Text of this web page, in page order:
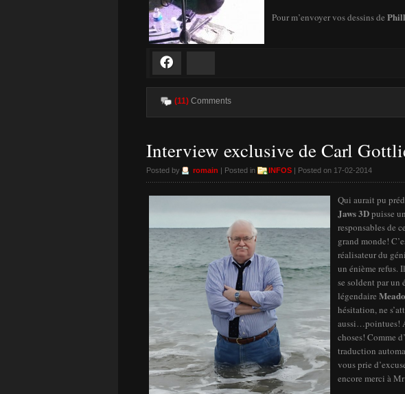
Pour m’envoyer vos dessins de
(11) Comments
Interview exclusive de Carl
Posted by romain | Posted in INFOS | Posted on 17-02-2014
Qui aurait pu
Jaws 3Dpuisse
responsables de
grand monde!
réalisateur du
un énième refus.
se soldent par un
légendaire
hésitation, ne
aussi…pointues!
choses! Comme
traduction
vous prie
encore merci à Mr